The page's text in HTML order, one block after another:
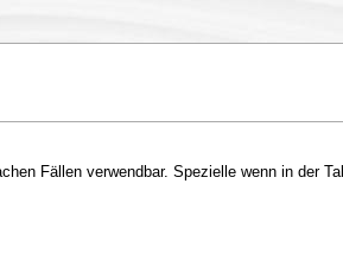
Fällen verwendbar. Spezielle wenn in der